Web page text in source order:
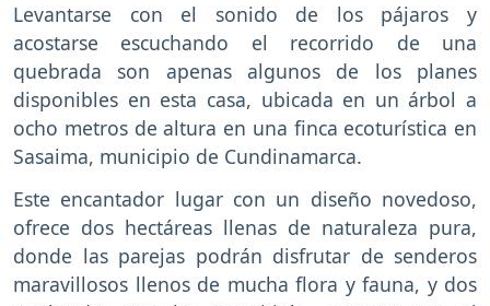
Levantarse con el sonido de los pájaros y
acostarse escuchando el recorrido de una
quebrada son apenas algunos de los planes
disponibles en esta casa, ubicada en un árbol a
ocho metros de altura en una finca ecoturística en
Sasaima, municipio de Cundinamarca.
Este encantador lugar con un diseño novedoso,
ofrece dos hectáreas llenas de naturaleza pura,
donde las parejas podrán disfrutar de senderos
maravillosos llenos de mucha flora y fauna, y dos